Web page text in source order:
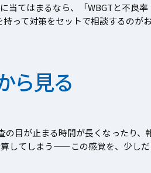
てはまるなら、「WBGTと不良率
って対策をセットで相談するのが
ら見る
目が止まる時間が長くなったり、
算してしまう——この感覚を、少し